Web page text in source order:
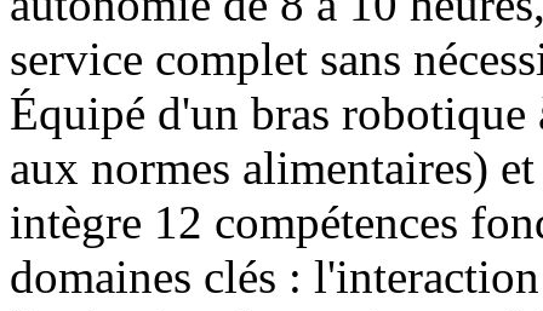
service complet sans
Équipé d'un bras
aux normes alimentaires)
intègre 12 compétences
domaines clés :